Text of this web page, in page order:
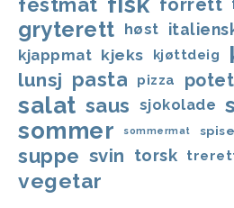
forrett
gryterett høst
kjappmat kjeks kjøttdeig
lunsj pasta pizza
salat saus sjokolade
sommer sommermat
suppe svin torsk
vegetar